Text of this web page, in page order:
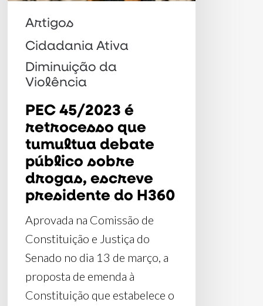
público
sobre
escreve
H360
Artigos
Cidadania Ativa
Diminuição da
Violência
PEC 45/2023 é
retrocesso que
tumultua debate
público sobre
drogas, escreve
presidente do H360
Aprovada na Comissão de
Constituição e Justiça do
Senado no dia 13 de março, a
proposta de emenda à
Constituição que estabelece o